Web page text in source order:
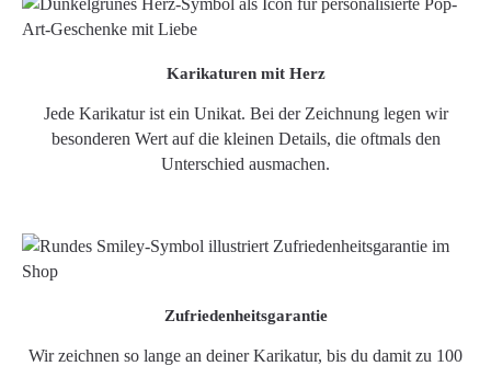
Karikaturen mit Herz
Jede Karikatur ist ein Unikat. Bei der Zeichnung legen wir
besonderen Wert auf die kleinen Details, die oftmals den
Unterschied ausmachen.
Zufriedenheitsgarantie
Wir zeichnen so lange an deiner Karikatur, bis du damit zu 100